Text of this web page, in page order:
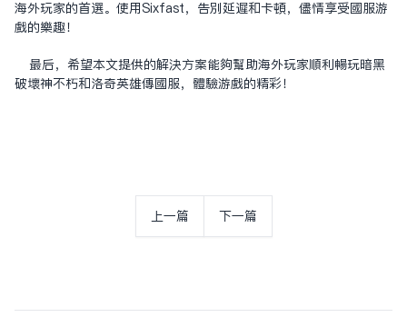
海外玩家的首选。使用Sixfast，告别延迟和卡顿，尽情享受国服游
戏的乐趣！
最后，希望本文提供的解决方案能够帮助海外玩家顺利畅玩暗黑
破坏神不朽和洛奇英雄传国服，体验游戏的精彩！
上一篇 下一篇